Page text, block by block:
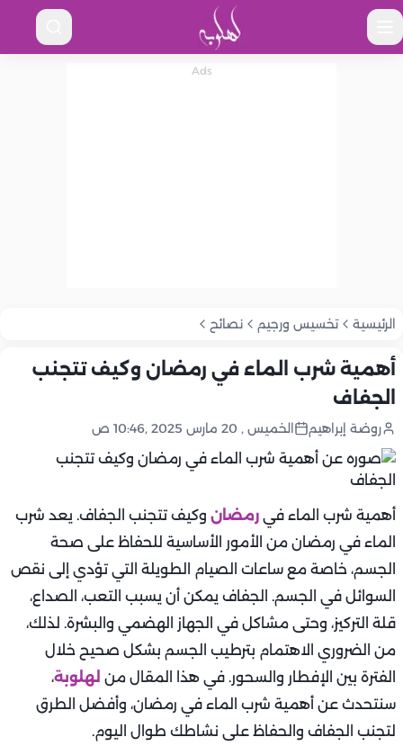
الرئيسية تخسيس ورجيم نصائح
أهمية شرب الماء في رمضان وكيف تتجنب
الجفاف
روضة إبراهيم الخميس , 20 مارس 2025 ,10:46 ص
أهمية شرب الماء في رمضان وكيف تتجنب الجفاف. يعد شرب
الماء في رمضان من الأمور الأساسية للحفاظ على صحة
الجسم، خاصة مع ساعات الصيام الطويلة التي تؤدي إلى نقص
السوائل في الجسم. الجفاف يمكن أن يسبب التعب، الصداع،
قلة التركيز، وحتى مشاكل في الجهاز الهضمي والبشرة. لذلك،
من الضروري الاهتمام بترطيب الجسم بشكل صحيح خلال
الفترة بين الإفطار والسحور. في هذا المقال من لهلوبة،
سنتحدث عن أهمية شرب الماء في رمضان، وأفضل الطرق
لتجنب الجفاف والحفاظ على نشاطك طوال اليوم.